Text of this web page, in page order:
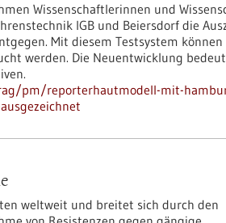
Wissenschaftlerinnen und
IGB und Beiersdorf die
Mit diesem Testsystem können
werden. Die Neuentwicklung
pm/reporterhautmodell-mit-
weltweit und breitet sich durch den